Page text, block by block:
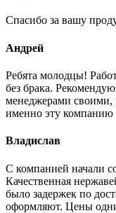
Спасибо за вашу
Андрей
Ребята молодцы!
без брака.
менеджерами своими,
именно эту компанию
Владислав
С компанией начали
Качественная
было задержек по
оформляют. Цены